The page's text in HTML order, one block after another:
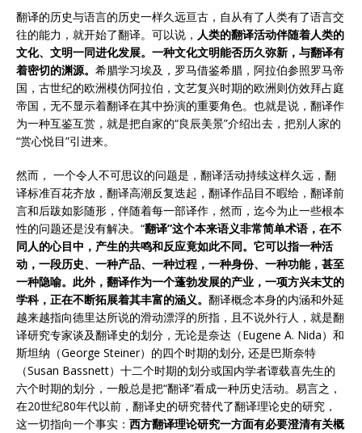
翻译的历史与语言的历史一样久远亘古，自从有了人类有了语言交
往的能力，就开始了翻译。可以说， 人类的翻译活动伴随着人类的
文化、文明一同进化发展。一种文化文明能否历久弥新，与翻译有
着密切的渊源。 希腊学习埃及，罗马借鉴希腊，阿拉伯参照罗马帝
国，古世纪的欧洲模仿阿拉伯，文艺复兴时期的欧洲则仿效拜占庭
帝国，无不显示着翻译在其中扮演的重要角色。也就是说，翻译作
为一种互鉴互赏，就是把自家的“良辰美景”介绍出去，把别人家的
“赏心悦目”引进来。
然而， 一个令人不可思议的问题是，翻译活动持续这样久远，翻
译标准百花齐放，翻译高潮反复迭起，翻译作品目不暇给，翻译前
言和后跋如影随形，伴随着每一部译作，然而，迄今为止一些根本
性的问题还是没有解决。“翻译”这个本来语义非常简单术语，在不
同人的心目中，产生的共鸣和反应竟如此不同。它可以指一种活
动，一段历史、一种产品、一种过程，一种身份、一种功能，甚至
一种隐喻。此外，翻译作为一个蓬勃发展的产业，一项方兴未艾的
学科，正在不断拓展着其丰富的涵义。 翻译概念本身的内涵和外延
越来越指向德里达所说的滑动漂浮的所指，且不说外行人，就是翻
译研究专家谈及翻译史的划分，无论是奈达（Eugene A. Nida）和
斯坦纳（George Steiner）的四个时期的划分, 还是巴斯奈特
（Susan Bassnett）十二个时期的划分或国内学者谭载喜先生的
六个时期的划分，一般总是把“翻译”看成一种历史活动。易言之，
在20世纪80年代以前，翻译史的研究替代了翻译理论史的研究，
这一切指向一个事实： 西方翻译理论研究一方面有必要澄清有关概